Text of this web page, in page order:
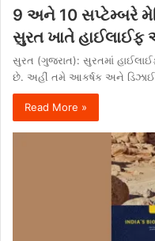
9 અને 10 સપ્ટેમ્બરે
સુરત ખાતે
સુરત (ગુજરાત): સુરતમાં
છે. અહીં તમે આકર્ષક અને
Read More »